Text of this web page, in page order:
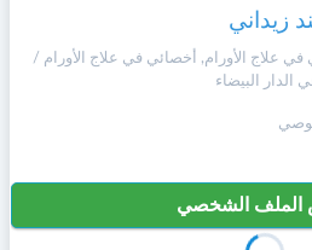
زيداني
في علاج الأورام, أخصائي في علاج الأورام /
الدار البيضاء
الشخصي